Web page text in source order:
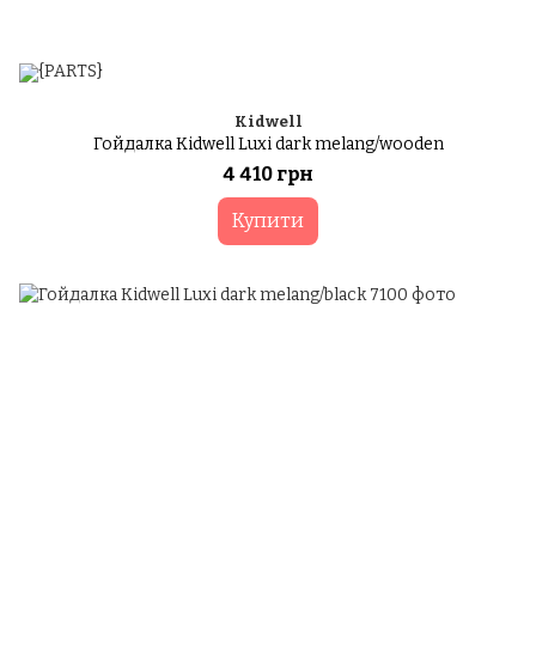
Kidwell
Гойдалка Kidwell Luxi dark melang/wooden
4 410 грн
Купити